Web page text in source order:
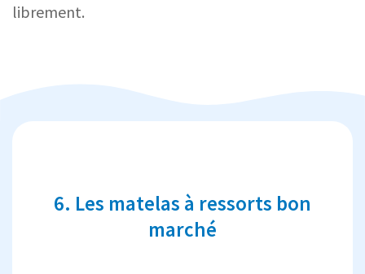
librement.
6. Les matelas à ressorts bon
marché